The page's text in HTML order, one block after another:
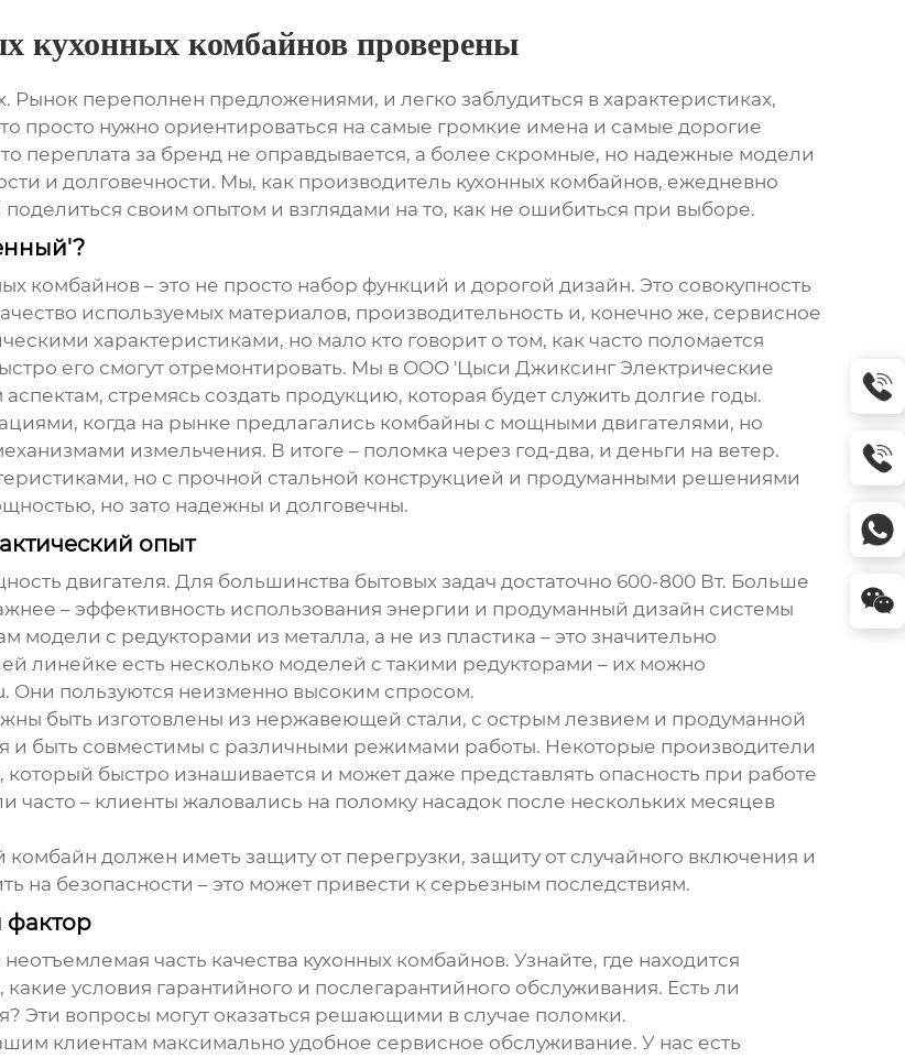
кухонных комбайнов проверены
Рынок переполнен предложениями, и легко заблудиться в характеристиках,
просто нужно ориентироваться на самые громкие имена и самые дорогие
переплата за бренд не оправдывается, а более скромные, но надежные модели
и долговечности. Мы, как производитель кухонных комбайнов, ежедневно
своим опытом и взглядами на то, как не ошибиться при выборе.
комбайнов– это не просто набор функций и дорогой дизайн. Это совокупность
используемых материалов, производительность и, конечно же, сервисное
характеристиками, но мало кто говорит о том, как часто поломается
его смогут отремонтировать. Мы в ООО 'Цыси Джиксинг Электрические
стремясь создать продукцию, которая будет служить долгие годы.
когда на рынке предлагались комбайны с мощными двигателями, но
измельчения. В итоге – поломка через год-два, и деньги на ветер.
но с прочной стальной конструкцией и продуманными решениями
но зато надежны и долговечны.
опыт
двигателя. Для большинства бытовых задач достаточно 600-800 Вт. Больше
– эффективность использования энергии и продуманный дизайн системы
с редукторами из металла, а не из пластика – это значительно
линейке есть несколько моделей с такими редукторами – их можно
. Они пользуются неизменно высоким спросом.
быть изготовлены из нержавеющей стали, с острым лезвием и продуманной
быть совместимы с различными режимами работы. Некоторые производители
быстро изнашивается и может даже представлять опасность при работе
часто – клиенты жаловались на поломку насадок после нескольких месяцев
комбайн должен иметь защиту от перегрузки, защиту от случайного включения и
на безопасности – это может привести к серьезным последствиям.
часть качества кухонных комбайнов. Узнайте, где находится
условия гарантийного и послегарантийного обслуживания. Есть ли
Эти вопросы могут оказаться решающими в случае поломки.
клиентам максимально удобное сервисное обслуживание. У нас есть